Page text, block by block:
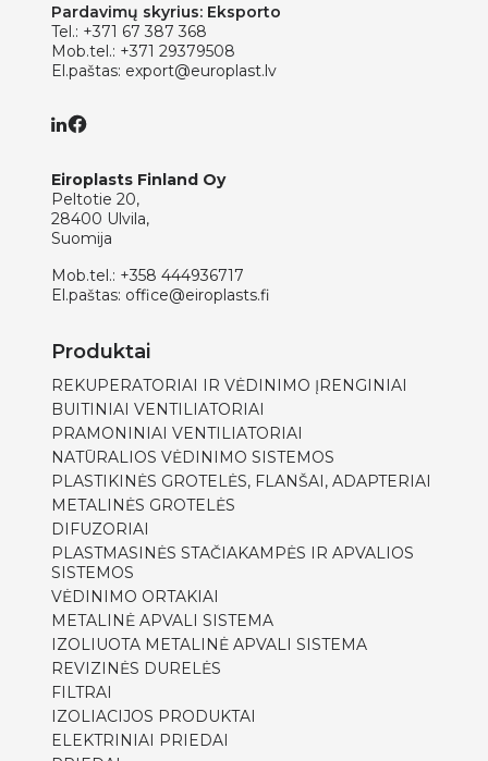
Pardavimų skyrius: Eksporto
Tel.: +371 67 387 368
Mob.tel.: +371 29379508
El.paštas: export@europlast.lv
Eiroplasts Finland Oy
Peltotie 20,
28400 Ulvila,
Suomija
Mob.tel.: +358 444936717
El.paštas: office@eiroplasts.fi
Produktai
REKUPERATORIAI IR VĖDINIMO ĮRENGINIAI
BUITINIAI VENTILIATORIAI
PRAMONINIAI VENTILIATORIAI
NATŪRALIOS VĖDINIMO SISTEMOS
PLASTIKINĖS GROTELĖS, FLANŠAI, ADAPTERIAI
METALINĖS GROTELĖS
DIFUZORIAI
PLASTMASINĖS STAČIAKAMPĖS IR APVALIOS
SISTEMOS
VĖDINIMO ORTAKIAI
METALINĖ APVALI SISTEMA
IZOLIUOTA METALINĖ APVALI SISTEMA
REVIZINĖS DURELĖS
FILTRAI
IZOLIACIJOS PRODUKTAI
ELEKTRINIAI PRIEDAI